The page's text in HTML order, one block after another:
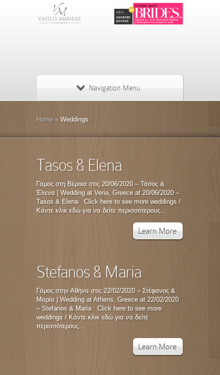
Navigation Menu
Home »Weddings
Tasos & Elena
Γάμος στη Βέροια στις 20/06/2020 – Τάσος &
Έλενα | Wedding at Veria, Greece at 20/06/2020 –
Tasos & Elena Click here to see more weddings /
Κάντε κλικ εδώ για να δείτε περισσότερους...
Learn More
Stefanos & Maria
Γάμος στην Αθήνα στις 22/02/2020 – Στέφανος &
Μαρία | Wedding at Athens, Greece at 22/02/2020
– Stefanos & Maria Click here to see more
weddings / Κάντε κλικ εδώ για να δείτε
περισσότερους...
Learn More